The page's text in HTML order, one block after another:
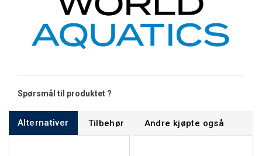
Spørsmål til produktet ?
Alternativer Tilbehør Andre kjøpte også